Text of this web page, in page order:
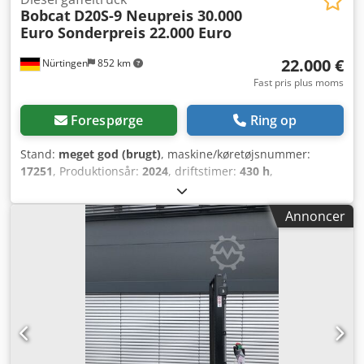
Nürtingen 852 km
Bobcat D20S-9 Neupreis 30.000
Euro Sonderpreis 22.000 Euro
22.000 €
Fast pris plus moms
Forespørge Ring op
Stand: meget god (brugt), maskine/køretøjsnummer:
17251, Produktionsår: 2024, driftstimer: 430 h,
, løftehøjde:
løftehøjde:1.470 mm, lastcentrum:500 mm,
brændstoftype:diesel, mastetype:triplex
, bygningshøjde:
, gaffellængde: 1.050 mm , forhjulsdækstørrelse:
, bagdækseldimension:6.50-10
, 5215420 Cedpfx Aszr Db Holneha Serienummer:
FDA2A-5052-00236
Annoncer